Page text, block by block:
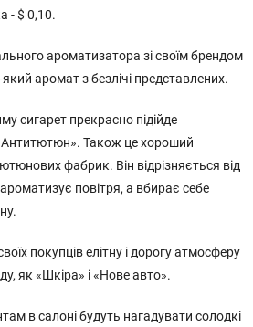
- $ 0,10.
ароматизатора зі своїм брендом
аромат з безлічі представлених.
сигарет прекрасно підійде
Також це хороший
фабрик. Він відрізняється від
повітря, а вбирає себе
покупців елітну і дорогу атмосферу
як «Шкіра» і «Нове авто».
в салоні будуть нагадувати солодкі